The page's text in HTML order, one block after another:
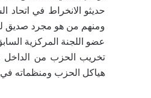
حديثو الانخراط في
ومنهم من هو مجرد صديق
عضو اللجنة المركزية
هياكل الحزب ومنظماته